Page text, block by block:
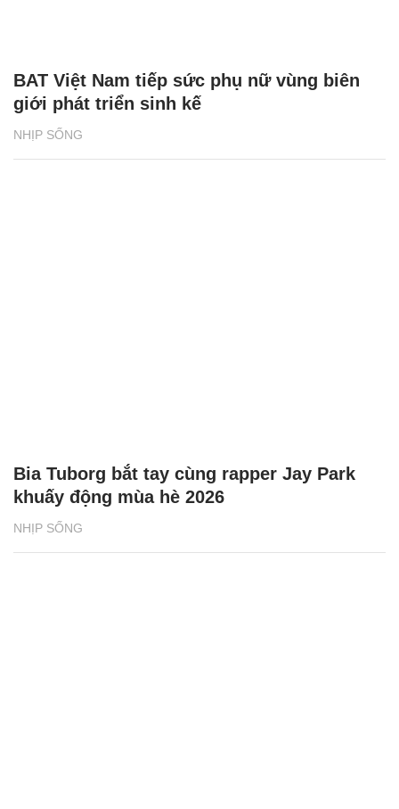
NHỊP SỐNG
BAT Việt Nam tiếp sức phụ nữ vùng biên
giới phát triển sinh kế
NHỊP SỐNG
Bia Tuborg bắt tay cùng rapper Jay Park
khuấy động mùa hè 2026